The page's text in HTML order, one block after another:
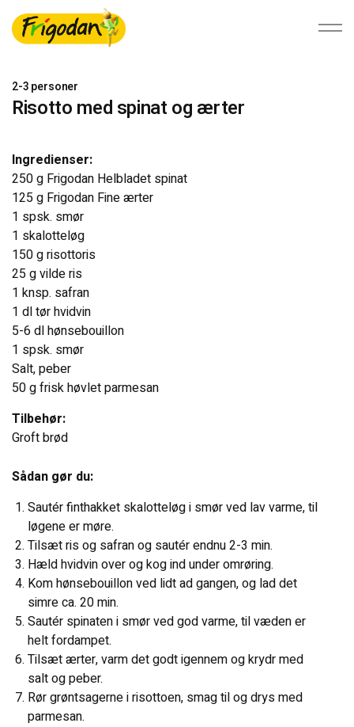
Detail
Bæredygtighed
Om Ardo NV
Ardo.com
2-3 personer
Risotto med spinat og ærter
Ingredienser:
250 g Frigodan Helbladet spinat
125 g Frigodan Fine ærter
1 spsk. smør
1 skalotteløg
150 g risottoris
25 g vilde ris
1 knsp. safran
1 dl tør hvidvin
5-6 dl hønsebouillon
1 spsk. smør
Salt, peber
50 g frisk høvlet parmesan
Tilbehør:
Groft brød
Sådan gør du:
Sautér finthakket skalotteløg i smør ved lav varme, til
løgene er møre.
Tilsæt ris og safran og sautér endnu 2-3 min.
Hæld hvidvin over og kog ind under omrøring.
Kom hønsebouillon ved lidt ad gangen, og lad det
simre ca. 20 min.
Sautér spinaten i smør ved god varme, til væden er
helt fordampet.
Tilsæt ærter, varm det godt igennem og krydr med
salt og peber.
Rør grøntsagerne i risottoen, smag til og drys med
parmesan.